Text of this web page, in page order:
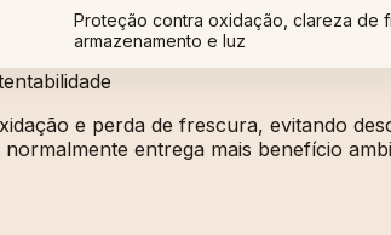
Proteção contra oxidação, clareza de
armazenamento e luz
e perda de frescura, evitando
entrega mais benefício